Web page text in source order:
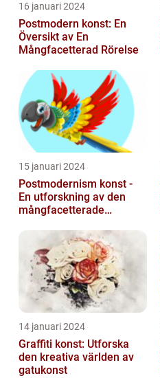
16 januari 2024
Postmodern konst: En
Översikt av En
Mångfacetterad Rörelse
15 januari 2024
Postmodernism konst -
En utforskning av den
mångfacetterade
14 januari 2024
Graffiti konst: Utforska
den kreativa världen av
gatukonst